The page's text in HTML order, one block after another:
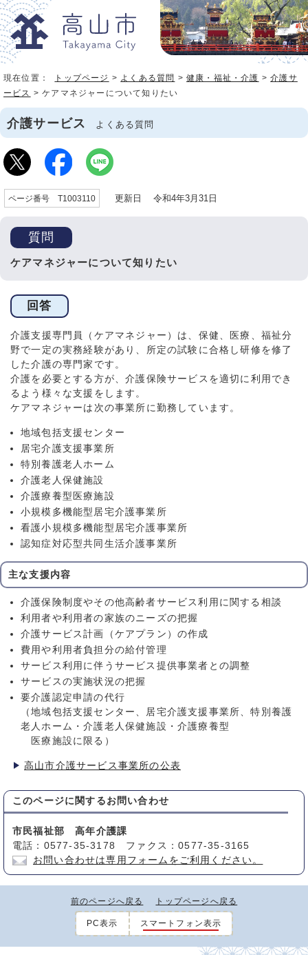
現在位置： トップページ > よくある質問 >健康・福祉・介護 >介護サ
ービス > ケアマネジャーについて知りたい
介護サービス よくある質問
ページ番号 T1003110 更新日 令和4年3月31日
質問
ケアマネジャーについて知りたい
回答
介護支援専門員（ケアマネジャー）は、保健、医療、福祉分
野で一定の実務経験があり、所定の試験に合格し研修を修了
した介護の専門家です。
介護を必要とする方が、介護保険サービスを適切に利用でき
るよう様々な支援をします。
ケアマネジャーは次の事業所に勤務しています。
地域包括支援センター
居宅介護支援事業所
特別養護老人ホーム
介護老人保健施設
介護療養型医療施設
小規模多機能型居宅介護事業所
看護小規模多機能型居宅介護事業所
認知症対応型共同生活介護事業所
主な支援内容
介護保険制度やその他高齢者サービス利用に関する相談
利用者や利用者の家族のニーズの把握
介護サービス計画（ケアプラン）の作成
費用や利用者負担分の給付管理
サービス利用に伴うサービス提供事業者との調整
サービスの実施状況の把握
要介護認定申請の代行
（地域包括支援センター、居宅介護支援事業所、特別養護
老人ホーム・介護老人保健施設・介護療養型
医療施設に限る）
高山市介護サービス事業所の公表
このページに関する お問い合わせ
市民福祉部 高年介護課
電話：0577-35-3178 ファクス：0577-35-3165
お問い合わせは専用フォームをご利用ください。
前のページへ戻る トップページへ戻る
PC表示 スマートフォン表示